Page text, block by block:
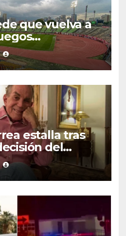
que vuelva a
y del
de 70 años
estalla tras
del
caso